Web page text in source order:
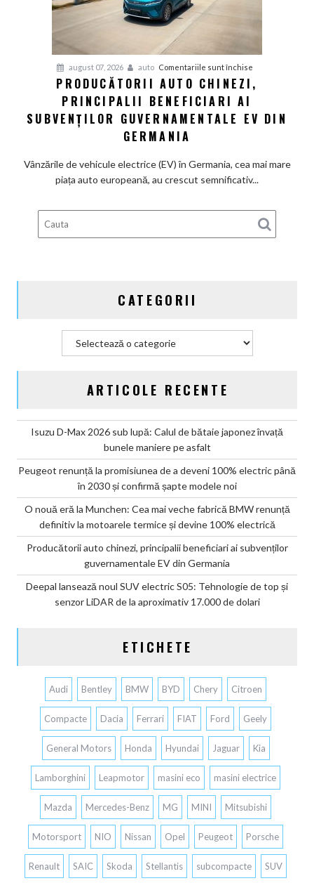
și
100%
august 07, 2026 auto Comentariile sunt închise
chinezi,
din
Germania
PRODUCĂTORII AUTO CHINEZI,
PRINCIPALII BENEFICIARI AI
SUBVENȚILOR GUVERNAMENTALE EV DIN
GERMANIA
Vânzările de vehicule electrice (EV) în Germania, cea mai mare
piața auto europeană, au crescut semnificativ...
CATEGORII
Categorii
ARTICOLE RECENTE
Isuzu D-Max 2026 sub lupă: Calul de bătaie japonez învață
bunele maniere pe asfalt
Peugeot renunță la promisiunea de a deveni 100% electric până
în 2030 și confirmă șapte modele noi
O nouă eră la Munchen: Cea mai veche fabrică BMW renunță
definitiv la motoarele termice și devine 100% electrică
Producătorii auto chinezi, principalii beneficiari ai subvenților
guvernamentale EV din Germania
Deepal lansează noul SUV electric S05: Tehnologie de top și
senzor LiDAR de la aproximativ 17.000 de dolari
ETICHETE
Audi Bentley BMW BYD Chery Citroen
Compacte Dacia Ferrari FIAT Ford Geely
General Motors Honda Hyundai Jaguar Kia
Lamborghini Leapmotor masini eco masini electrice
Mazda Mercedes-Benz MG MINI Mitsubishi
Motorsport NIO Nissan Opel Peugeot Porsche
Renault SAIC Skoda Stellantis subcompacte SUV